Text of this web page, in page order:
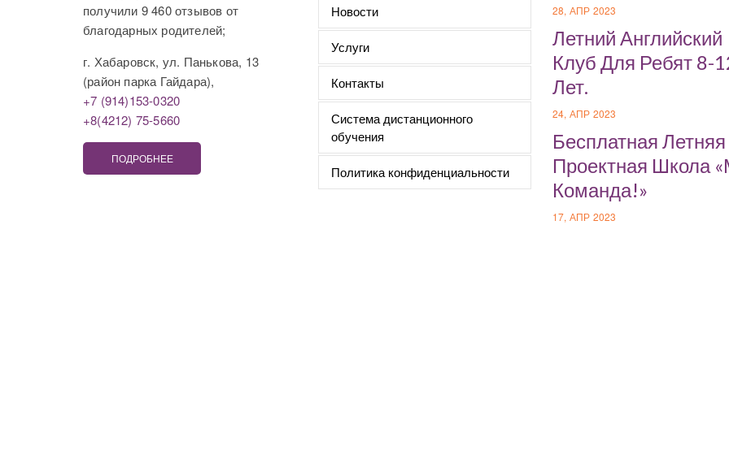
получили 9 460 отзывов от
благодарных родителей;
г. Хабаровск, ул. Панькова, 13
(район парка Гайдара),
+7 (914)153-0320
+8(4212) 75-5660
ПОДРОБНЕЕ
Новости
Услуги
Контакты
Система дистанционного
обучения
Политика конфиденциальности
28, АПР 2023
Летний Английский
Клуб Для Ребят 8-
Лет.
24, АПР 2023
Бесплатная Летняя
Проектная Школа
Команда!»
17, АПР 2023